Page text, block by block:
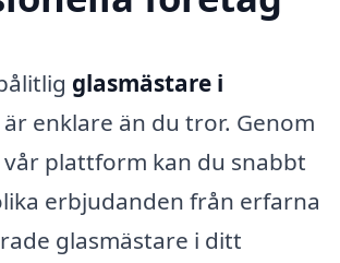
glasmästare i
är enklare än du tror. Genom
plattform kan du snabbt
erbjudanden från erfarna
glasmästare i ditt